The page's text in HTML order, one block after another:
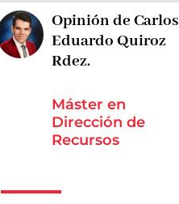
Opinión de Carlos
Eduardo Quiroz
Rdez.
Máster en
Dirección de
Recursos
Talento